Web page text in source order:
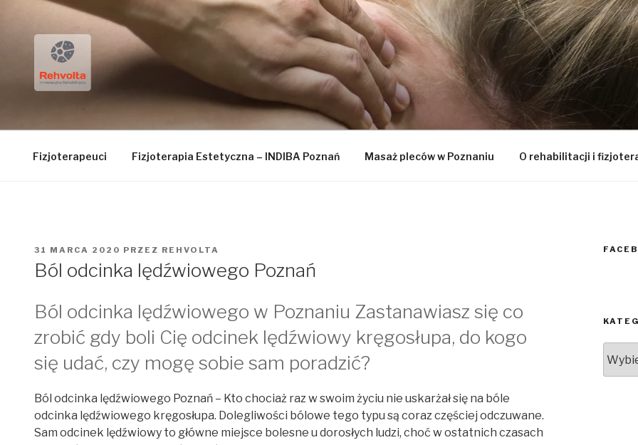
FIZJOTERAPIA REHVOLTA
Fizjoterapeuci Fizjoterapia Estetyczna – INDIBA Poznań Masaż pleców w Poznaniu O rehabilitacji i
OPUBLIKOWANE
W
31 MARCA 2020 PRZEZ REHVOLTA
Ból odcinka lędźwiowego Poznań
Ból odcinka lędźwiowego w Poznaniu Zastanawiasz się co
zrobić gdy boli Cię odcinek lędźwiowy kręgosłupa, do kogo
się udać, czy mogę sobie sam poradzić?
Ból odcinka lędźwiowego Poznań – Kto chociaż raz w swoim życiu nie uskarżał się na bóle
odcinka lędźwiowego kręgosłupa. Dolegliwości bólowe tego typu są coraz częściej odczuwane.
Sam odcinek lędźwiowy to główne miejsce bolesne u dorosłych ludzi, choć w ostatnich czasach